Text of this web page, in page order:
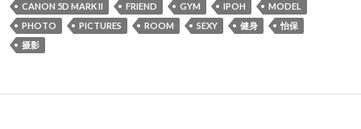
CANON 5D MARK II FRIEND GYM IPOH
MODEL
PHOTO
PICTURES ROOM SEXY 健身
怡保
摄影